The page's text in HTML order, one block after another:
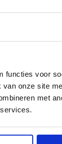
functies voor
onze site
met